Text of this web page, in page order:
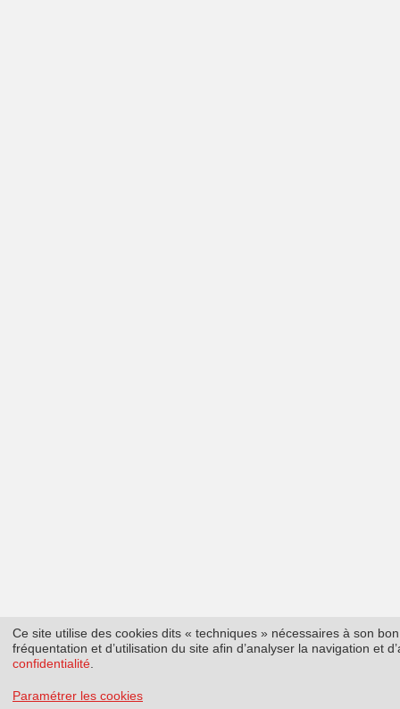
Ce site utilise des cookies dits « techniques » nécessaires à son
fréquentation et d’utilisation du site afin d’analyser la navigation et
confidentialité
Paramétrer les cookies